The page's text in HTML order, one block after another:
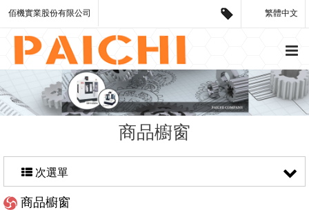
繁體中文
佰機實業股份有限公司
商品櫥窗
次選單
商品櫥窗